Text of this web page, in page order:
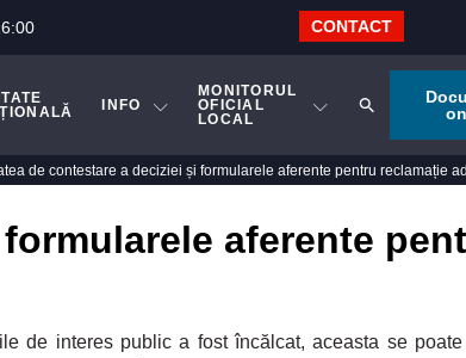
CONTACT
INFO
MONITORUL
OFICIAL
LOCAL
de contestare a deciziei și formularele aferente pentru reclamație
aferente
de interes public a fost încălcat, aceasta se